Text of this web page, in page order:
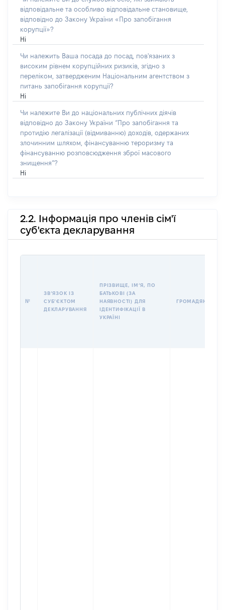
відповідальне та особливо відповідальне становище,
відповідно до Закону України «Про запобігання
корупції»?
Ні
Чи належить Ваша посада до посад, пов'язаних з
високим рівнем корупційних ризиків, згідно з
переліком, затвердженим Національним агентством з
питань запобігання корупції?
Ні
Чи належите Ви до національних публічних діячів
відповідно до Закону України “Про запобігання та
протидію легалізації (відмиванню) доходів, одержаних
злочинним шляхом, фінансуванню тероризму та
фінансуванню розповсюдження зброї масового
знищення”?
Ні
2.2. Інформація про членів сім'ї
суб'єкта декларування
№
ЗВʼЯЗОК ІЗ
СУБʼЄКТОМ
ДЕКЛАРУВАННЯ
ПРІЗВИЩЕ, ІМʼЯ, ПО
БАТЬКОВІ (ЗА
НАЯВНОСТІ) ДЛЯ
ІДЕНТИФІКАЦІЇ В
УКРАЇНІ
ГРОМАДЯНСТВО